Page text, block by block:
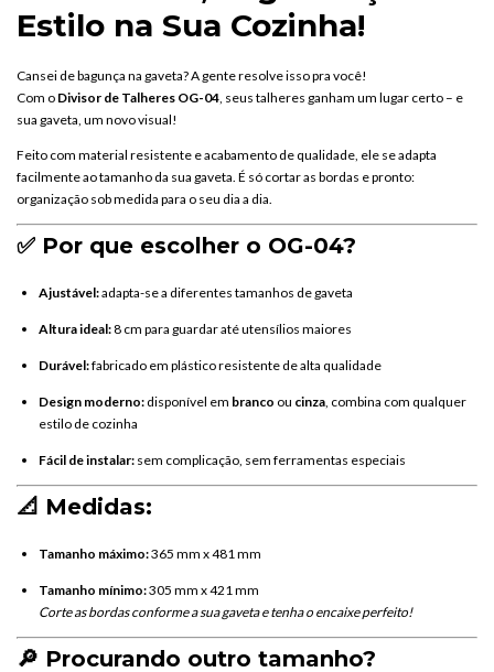
Estilo na Sua Cozinha!
Cansei debagunça na gaveta?A genteresolveissopra você!
Com o Divisor de Talheres OG-04 seus talheres ganham um lugar certo – e
sua gaveta, um novovisual!
Feito com material resistente eacabamento de qualidade, ele seadapta
facilmenteaotamanho da sua gaveta. É só cortaras bordas epronto:
organização sobmedida para o seu dia a dia.
✅ Por que escolher o OG-04?
Ajustável:adapta-sea diferentes tamanhos de gaveta
Alturaideal:8 cm para guardaratéutensílios maiores
Durável:fabricado em plásticoresistente dealta qualidade
Design moderno: disponível em branco ou cinza combina com qualquer
estilo de cozinha
Fácil deinstalar: sem complicação, sem ferramentas especiais
📐 Medidas:
Tamanho máximo:365 mm x481 mm
Tamanho mínimo:305 mm x421 mm
Corteasbordasconformeasuagavetaetenhao encaixeperfeito!
🔎 Procurando outro tamanho?